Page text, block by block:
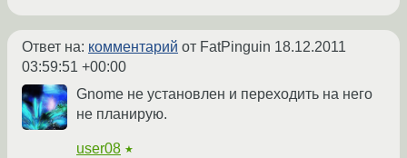
Ответ на: комментарий от FatPinguin 18.12.2011
03:59:51 +00:00
Gnome не установлен и переходить на него
не планирую.
user08 ★